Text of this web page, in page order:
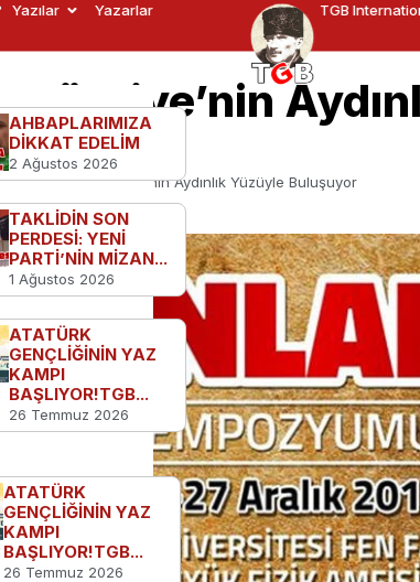
Yazılar Yazarlar TGB
Türkiye’nin
Gençlik Türkiye’nin Aydınlık Yüzüyle Buluşuyor
AHBAPLARIMIZA
DİKKAT EDELİM
2 Ağustos 2026
TAKLİDİN SON
PERDESİ: YENİ
PARTİ’NİN MİZAN...
1 Ağustos 2026
ATATÜRK
GENÇLİĞİNİN YAZ
KAMPI
BAŞLIYOR!TGB...
26 Temmuz 2026
ATATÜRK
GENÇLİĞİNİN YAZ
KAMPI
BAŞLIYOR!TGB...
26 Temmuz 2026